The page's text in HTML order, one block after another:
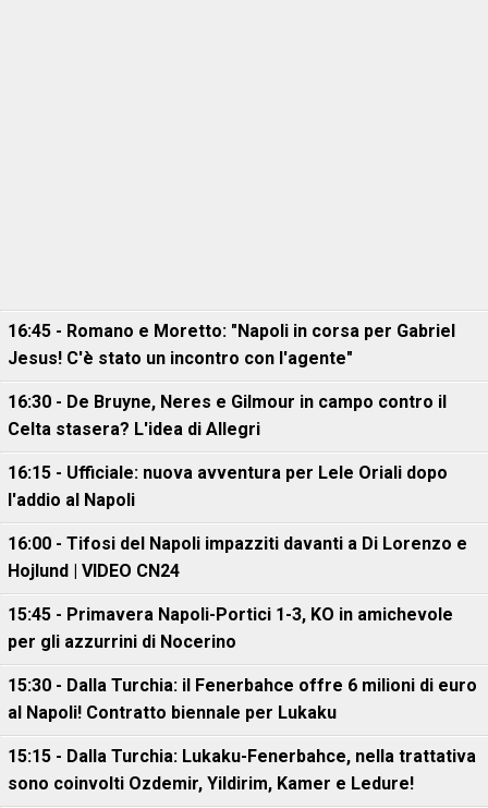
16:45 - Romano e Moretto: "Napoli in corsa per Gabriel
Jesus! C'è stato un incontro con l'agente"
16:30 - De Bruyne, Neres e Gilmour in campo contro il
Celta stasera? L'idea di Allegri
16:15 - Ufficiale: nuova avventura per Lele Oriali dopo
l'addio al Napoli
16:00 - Tifosi del Napoli impazziti davanti a Di Lorenzo e
Hojlund | VIDEO CN24
15:45 - Primavera Napoli-Portici 1-3, KO in amichevole
per gli azzurrini di Nocerino
15:30 - Dalla Turchia: il Fenerbahce offre 6 milioni di euro
al Napoli! Contratto biennale per Lukaku
15:15 - Dalla Turchia: Lukaku-Fenerbahce, nella trattativa
sono coinvolti Ozdemir, Yildirim, Kamer e Ledure!